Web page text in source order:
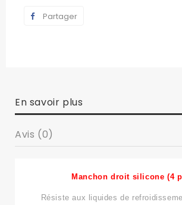
Partager
En savoir plus
Avis (0)
Manchon droit silicone (4
Résiste aux liquides de